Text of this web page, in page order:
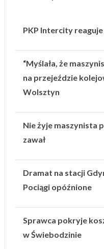
PKP Intercity
“Myślała, że
na przejeździe
Wolsztyn
Nie żyje maszynista
zawał
Dramat na stacji
Pociągi opóźnione
Sprawca pokryje
w Świebodzinie